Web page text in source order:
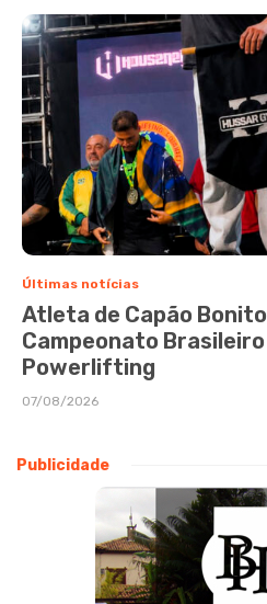
Últimas notícias
Atleta de Capão
Campeonato Brasileiro
Powerlifting
07/08/2026
Publicidade